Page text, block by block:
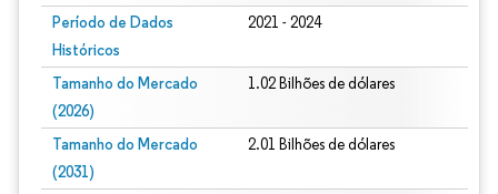
Período de Dados
Históricos
2021 - 2024
Tamanho do Mercado
(2026)
1.02 Bilhões de dólares
Tamanho do Mercado
(2031)
2.01 Bilhões de dólares